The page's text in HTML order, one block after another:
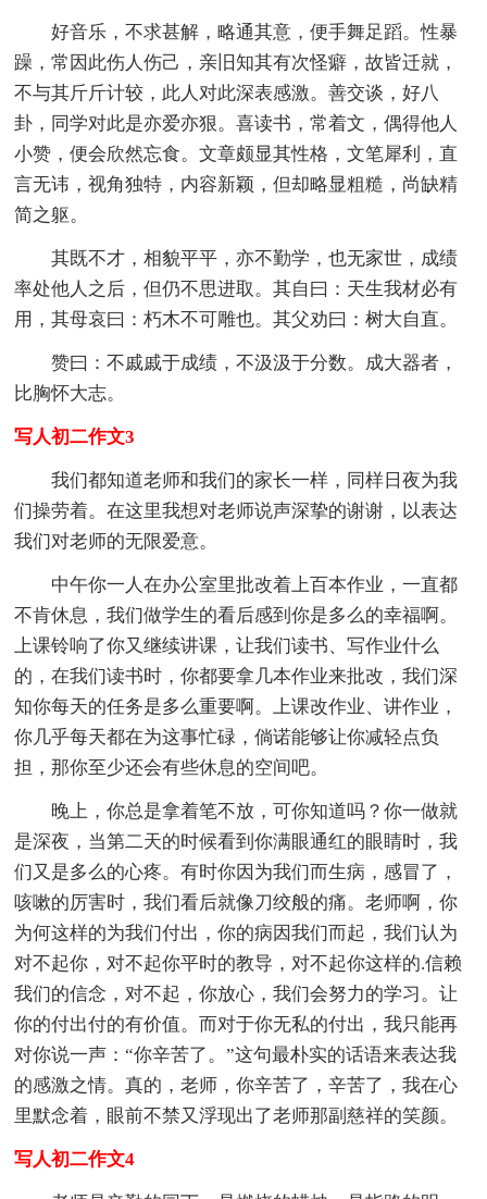
好音乐，不求甚解，略通其意，便手舞足蹈。性暴
躁，常因此伤人伤己，亲旧知其有次怪癖，故皆迁就，
不与其斤斤计较，此人对此深表感激。善交谈，好八
卦，同学对此是亦爱亦狠。喜读书，常着文，偶得他人
小赞，便会欣然忘食。文章颇显其性格，文笔犀利，直
言无讳，视角独特，内容新颖，但却略显粗糙，尚缺精
简之躯。
其既不才，相貌平平，亦不勤学，也无家世，成绩
率处他人之后，但仍不思进取。其自曰：天生我材必有
用，其母哀曰：朽木不可雕也。其父劝曰：树大自直。
赞曰：不戚戚于成绩，不汲汲于分数。成大器者，
比胸怀大志。
写人初二作文3
我们都知道老师和我们的家长一样，同样日夜为我
们操劳着。在这里我想对老师说声深挚的谢谢，以表达
我们对老师的无限爱意。
中午你一人在办公室里批改着上百本作业，一直都
不肯休息，我们做学生的看后感到你是多么的幸福啊。
上课铃响了你又继续讲课，让我们读书、写作业什么
的，在我们读书时，你都要拿几本作业来批改，我们深
知你每天的任务是多么重要啊。上课改作业、讲作业，
你几乎每天都在为这事忙碌，倘诺能够让你减轻点负
担，那你至少还会有些休息的空间吧。
晚上，你总是拿着笔不放，可你知道吗？你一做就
是深夜，当第二天的时候看到你满眼通红的眼睛时，我
们又是多么的心疼。有时你因为我们而生病，感冒了，
咳嗽的厉害时，我们看后就像刀绞般的痛。老师啊，你
为何这样的为我们付出，你的病因我们而起，我们认为
对不起你，对不起你平时的教导，对不起你这样的.信赖
我们的信念，对不起，你放心，我们会努力的学习。让
你的付出付的有价值。而对于你无私的付出，我只能再
对你说一声：“你辛苦了。”这句最朴实的话语来表达我
的感激之情。真的，老师，你辛苦了，辛苦了，我在心
里默念着，眼前不禁又浮现出了老师那副慈祥的笑颜。
写人初二作文4